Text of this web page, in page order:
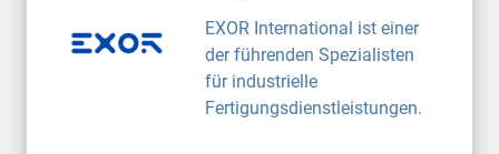
EXOR International ist einer
der führenden Spezialisten
für industrielle
Fertigungsdienstleistungen.